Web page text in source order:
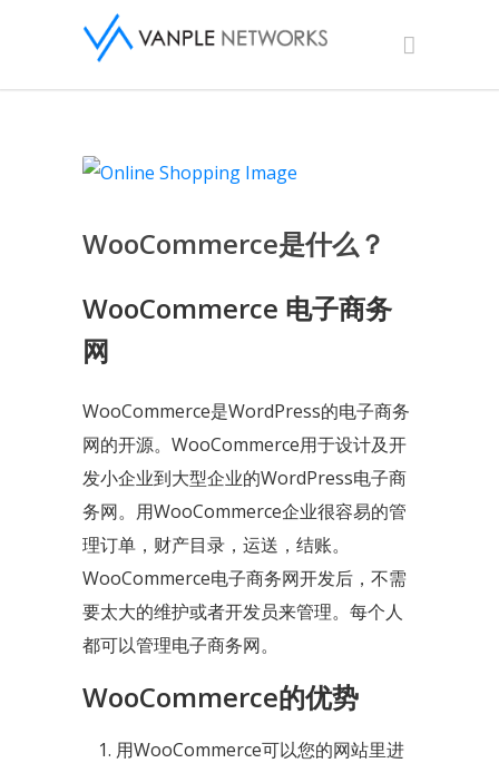
WooCommerce是什么？
WooCommerce 电子商务
网
WooCommerce是WordPress的电子商务
网的开源。WooCommerce用于设计及开
发小企业到大型企业的WordPress电子商
务网。用WooCommerce企业很容易的管
理订单，财产目录，运送，结账。
WooCommerce电子商务网开发后，不需
要太大的维护或者开发员来管理。每个人
都可以管理电子商务网。
WooCommerce的优势
用WooCommerce可以您的网站里进